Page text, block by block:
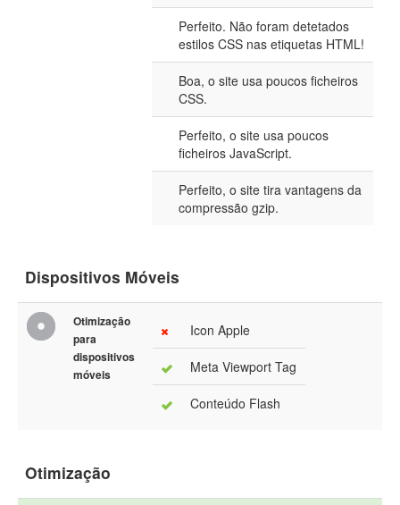
Perfeito. Não foram detetados
estilos CSS nas etiquetas HTML!
Boa, o site usa poucos ficheiros
CSS.
Perfeito, o site usa poucos
ficheiros JavaScript.
Perfeito, o site tira vantagens da
compressão gzip.
Dispositivos Móveis
Otimização
para
dispositivos
móveis
Icon Apple
Meta Viewport Tag
Conteúdo Flash
Otimização